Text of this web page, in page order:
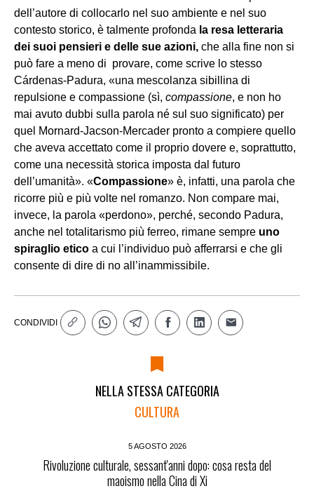
dell’autore di collocarlo nel suo ambiente e nel suo
contesto storico, è talmente profonda la resa letteraria
dei suoi pensieri e delle sue azioni, che alla fine non si
può fare a meno di provare, come scrive lo stesso
Cárdenas-Padura, «una mescolanza sibillina di
repulsione e compassione (sì, compassione, e non ho
mai avuto dubbi sulla parola né sul suo significato) per
quel Mornard-Jacson-Mercader pronto a compiere quello
che aveva accettato come il proprio dovere e, soprattutto,
come una necessità storica imposta dal futuro
dell’umanità». «Compassione» è, infatti, una parola che
ricorre più e più volte nel romanzo. Non compare mai,
invece, la parola «perdono», perché, secondo Padura,
anche nel totalitarismo più ferreo, rimane sempre uno
spiraglio etico a cui l’individuo può afferrarsi e che gli
consente di dire di no all’inammissibile.
CONDIVIDI
NELLA STESSA CATEGORIA
CULTURA
5 AGOSTO 2026
Rivoluzione culturale, sessant'anni dopo: cosa resta del
maoismo nella Cina di Xi